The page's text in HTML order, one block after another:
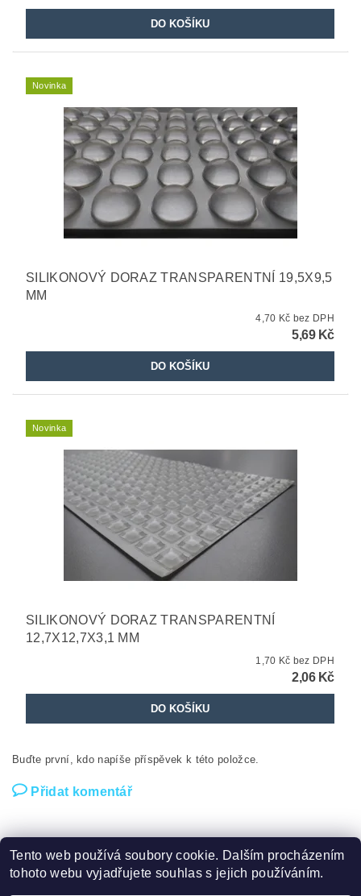
Novinka
SILIKONOVÝ DORAZ TRANSPARENTNÍ 19,5X9,5
MM
4,70 Kč bez DPH
5,69 Kč
Novinka
SILIKONOVÝ DORAZ TRANSPARENTNÍ
12,7X12,7X3,1 MM
1,70 Kč bez DPH
2,06 Kč
Buďte první, kdo napíše příspěvek k této položce.
Přidat komentář
Trim s.r.o náš zpřátelený obchod
Tento web používá soubory cookie. Dalším procházením
tohoto webu vyjadřujete souhlas s jejich používáním.